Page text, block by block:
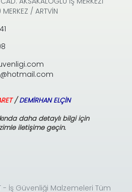
/ ARTVİN
/DEMİRHAN ELÇİN
daha detaylı bilgi için
iletişime geçin.
- İş Güvenliği Malzemeleri Tüm